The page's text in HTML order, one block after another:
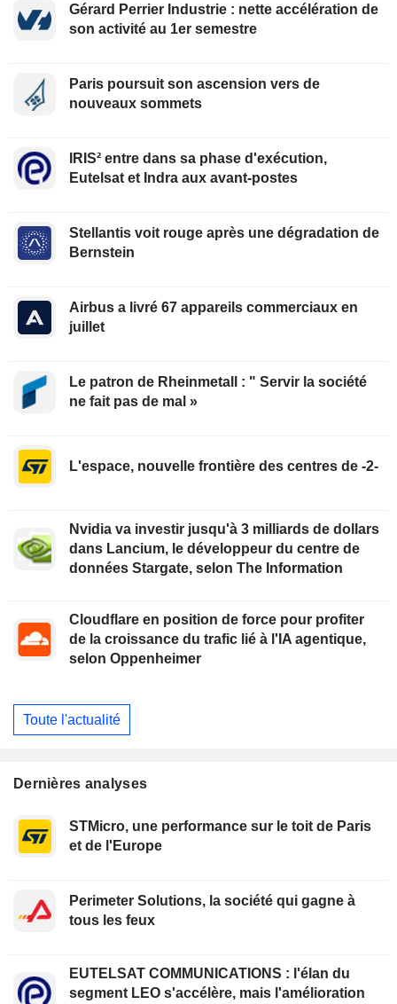
Gérard Perrier Industrie : nette accélération de
son activité au 1er semestre
Paris poursuit son ascension vers de
nouveaux sommets
IRIS² entre dans sa phase d'exécution,
Eutelsat et Indra aux avant-postes
Stellantis voit rouge après une dégradation de
Bernstein
Airbus a livré 67 appareils commerciaux en
juillet
Le patron de Rheinmetall : " Servir la société
ne fait pas de mal »
L'espace, nouvelle frontière des centres de -2-
Nvidia va investir jusqu'à 3 milliards de dollars
dans Lancium, le développeur du centre de
données Stargate, selon The Information
Cloudflare en position de force pour profiter
de la croissance du trafic lié à l'IA agentique,
selon Oppenheimer
Toute l'actualité
Dernières analyses
STMicro, une performance sur le toit de Paris
et de l'Europe
Perimeter Solutions, la société qui gagne à
tous les feux
EUTELSAT COMMUNICATIONS : l'élan du
segment LEO s'accélère, mais l'amélioration